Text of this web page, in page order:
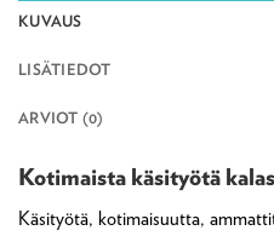
KUVAUS
LISÄTIEDOT
ARVIOT (0)
Kotimaista käsityötä
Käsityötä, kotimaisuutta,